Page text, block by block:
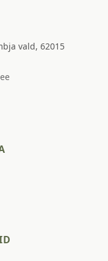
vald, 62015